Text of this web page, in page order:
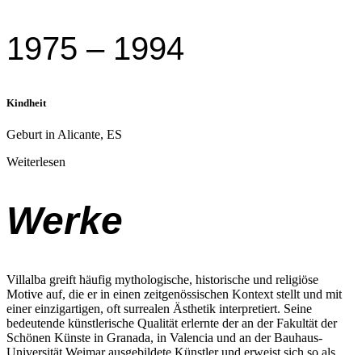
1975 – 1994
Kindheit
Geburt in Alicante, ES
Weiterlesen
Werke
Villalba greift häufig mythologische, historische und religiöse
Motive auf, die er in einen zeitgenössischen Kontext stellt und mit
einer einzigartigen, oft surrealen Ästhetik interpretiert. Seine
bedeutende künstlerische Qualität erlernte der an derFakultät der
Schönen Künste in Granada, in Valencia und an der Bauhaus-
Universität Weimar ausgebildete Künstler und erweist sich so als